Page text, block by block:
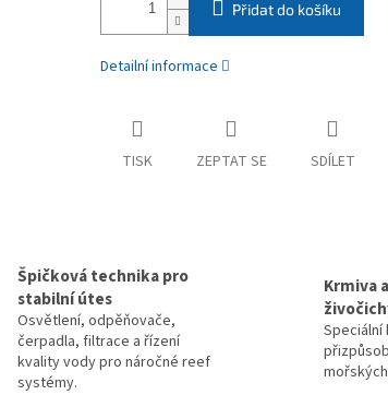
Přidat do košíku
Detailní informace
TISK ZEPTAT SE SDÍLET
Špičková technika pro
stabilní útes
Osvětlení, odpěňovače,
čerpadla, filtrace a řízení
kvality vody pro náročné reef
systémy.
Krmiva
Speciální